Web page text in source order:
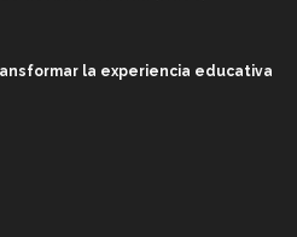
la experiencia educativa